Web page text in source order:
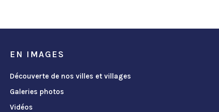
EN IMAGES
Découverte de nos villes et villages
Galeries photos
Vidéos